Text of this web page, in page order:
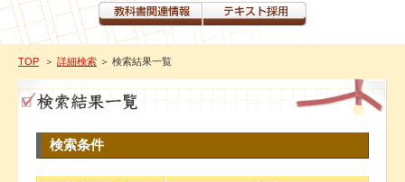
TOP ＞ 詳細検索 ＞ 検索結果一覧
検索条件